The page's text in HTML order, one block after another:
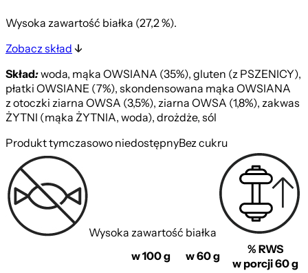
Wysoka zawartość białka (27,2 %).
Zobacz skład
Skład:woda, mąka OWSIANA (35%), gluten (z PSZENICY),
płatki OWSIANE (7%), skondensowana mąka OWSIANA
z otoczki ziarna OWSA (3,5%), ziarna OWSA (1,8%), zakwas
ŻYTNI (mąka ŻYTNIA, woda), drożdże, sól
Produkt tymczasowo niedostępnyBez cukru
Wysoka zawartość białka
w 100 g
w 60 g
% RWS
w porcji 60 g